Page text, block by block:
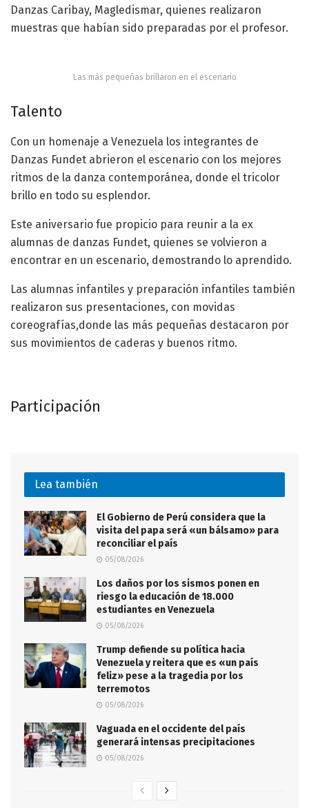
Danzas Caribay, Magledismar, quienes realizaron
muestras que habían sido preparadas por el profesor.
Las más pequeñas brillaron en el escenario
Talento
Con un homenaje a Venezuela los integrantes de
Danzas Fundet abrieron el escenario con los mejores
ritmos de la danza contemporánea, donde el tricolor
brillo en todo su esplendor.
Este aniversario fue propicio para reunir a la ex
alumnas de danzas Fundet, quienes se volvieron a
encontrar en un escenario, demostrando lo aprendido.
Las alumnas infantiles y preparación infantiles también
realizaron sus presentaciones, con movidas
coreografías,donde las más pequeñas destacaron por
sus movimientos de caderas y buenos ritmo.
Participación
Lea también
El Gobierno de Perú considera que la
visita del papa será «un bálsamo» para
reconciliar el país
05/08/2026
Los daños por los sismos ponen en
riesgo la educación de 18.000
estudiantes en Venezuela
05/08/2026
Trump defiende su política hacia
Venezuela y reitera que es «un país
feliz» pese a la tragedia por los
terremotos
05/08/2026
Vaguada en el occidente del país
generará intensas precipitaciones
05/08/2026